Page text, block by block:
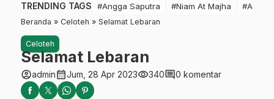
TRENDING TAGS #Angga Saputra #Niam At Majha #Admin
Beranda » Celoteh » Selamat Lebaran
Celoteh
Selamat Lebaran
account_circleadmincalendar_monthJum, 28 Apr 2023visibility340comment0 komentar